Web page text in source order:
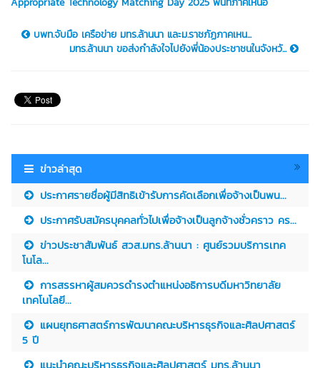
บพท.จับมือ เครือข่าย มทร.ล้านนา และม.ราชภัฏภาคเหน...
มทร.ล้านนา ขอส่งกำลังใจไปยังพี่น้องประชาชนในจังหวั...
ข่าวล่าสุด
ประกาศรายชื่อผู้มีสิทธิเข้ารับการคัดเลือกเพื่อจ้างเป็นพน...
ประกาศรับสมัครบุคคลทั่วไปเพื่อจ้างเป็นลูกจ้างชั่วคราว คร...
ข่าวประชาสัมพันธ์ สวส.มทร.ล้านนา : ศูนย์รวมบริการเทค
โนโล...
การสรรหาผู้สมควรดำรงตำแหน่งอธิการบดีมหาวิทยาลัย
เทคโนโลยี...
แผนยุทธศาสตร์การพัฒนาคณะบริหารธุรกิจและศิลปศาสตร์
5 ปี